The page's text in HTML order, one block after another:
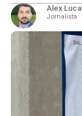
Alex
Jornalista